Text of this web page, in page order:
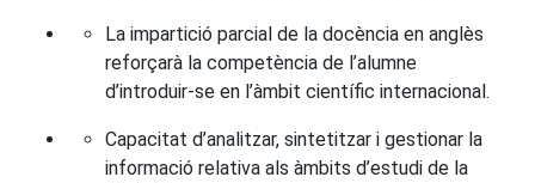
La impartició parcial de la docència en anglès
reforçarà la competència de l’alumne
d’introduir-se en l’àmbit científic internacional.
Capacitat d’analitzar, sintetitzar i gestionar la
informació relativa als àmbits d’estudi de la